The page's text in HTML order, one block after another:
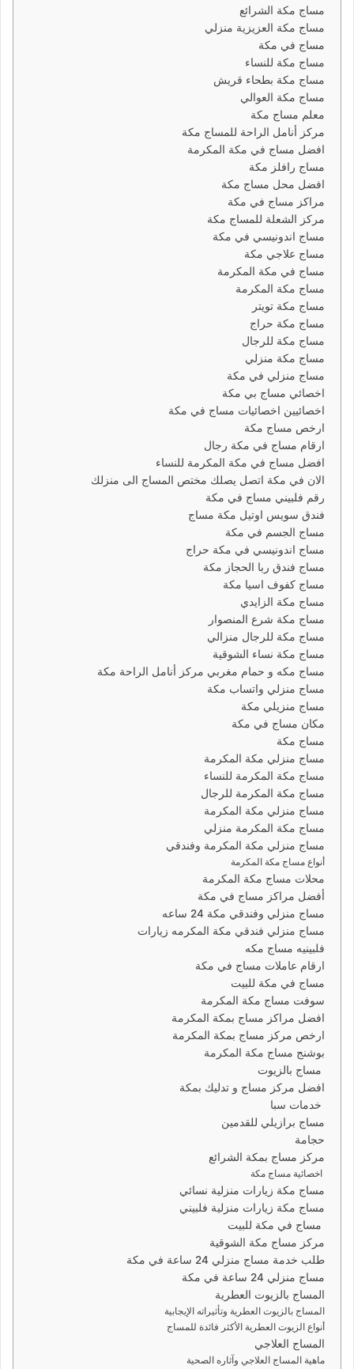
مساج مكة الشرائع
مساج مكة العزيزية منزلي
مساج في مكة
مساج مكة للنساء
مساج مكة بطحاء قريش
مساج مكة العوالي
معلم مساج مكة
مركز أنامل الراحة للمساج مكة
افضل مساج في مكة المكرمة
مساج رافلز مكة
افضل محل مساج مكة
مراكز مساج في مكة
مركز الشعلة للمساج مكة
مساج اندونيسي في مكة
مساج علاجي مكة
مساج في مكة المكرمة
مساج مكة المكرمة
مساج مكة تويتر
مساج مكة حراج
مساج مكة للرجال
مساج مكة منزلي
مساج منزلي في مكة
اخصائي مساج بي مكة
اخصائيين اخصائيات مساج في مكة
ارخص مساج مكة
ارقام مساج في مكة رجال
افضل مساج في مكة المكرمة للنساء
الان في مكة اتصل يصلك مختص المساج الى منزلك
رقم فلبيني مساج في مكة
فندق سويس اوتيل مكة مساج
مساج الجسم في مكة
مساج اندونيسي في مكة حراج
مساج فندق ربا الحجاز مكة
مساج كفوف اسيا مكة
مساج مكة الزايدي
مساج مكة شرع المنصوار
مساج مكة للرجال منزالي
مساج مكة نساء الشوقية
مساج مكه و حمام مغربي مركز أنامل الراحة مكة
مساج منزلي واتساب مكة
مساج منزيلي مكة
مكان مساج في مكة
مساج مكة
مساج منزلي مكة المكرمة
مساج مكة المكرمة للنساء
مساج مكة المكرمة للرجال
مساج منزلي مكة المكرمة
مساج مكة المكرمة منزلي
مساج منزلي مكة المكرمة وفندقي
أنواع مساج مكة المكرمة
محلات مساج مكة المكرمة
أفضل مراكز مساج في مكة
مساج منزلي وفندقي مكة 24 ساعه
مساج منزلي فندقي مكة المكرمه زيارات
فلبينيه مساج مكه
ارقام عاملات مساج في مكة
مساج في مكة للبيت
سوفت مساج مكة المكرمة
افضل مراكز مساج بمكة المكرمة
ارخص مركز مساج بمكة المكرمة
بوشنج مساج مكة المكرمة
مساج بالزيوت
افضل مركز مساج و تدليك بمكة
خدمات سبا
مساج برازيلي للقدمين
حجامة
مركز مساج بمكة الشرائع
اخصائية مساج مكة
مساج مكة زيارات منزلية نسائي
مساج مكة زيارات منزلية فلبيني
مساج في مكة للبيت
مركز مساج مكة الشوقية
طلب خدمة مساج منزلي 24 ساعة في مكة
مساج منزلي 24 ساعة في مكة
المساج بالزيوت العطرية
المساج بالزيوت العطرية وتأثيراته الإيجابية
أنواع الزيوت العطرية الأكثر فائدة للمساج
المساج العلاجي
ماهية المساج العلاجي وآثاره الصحية